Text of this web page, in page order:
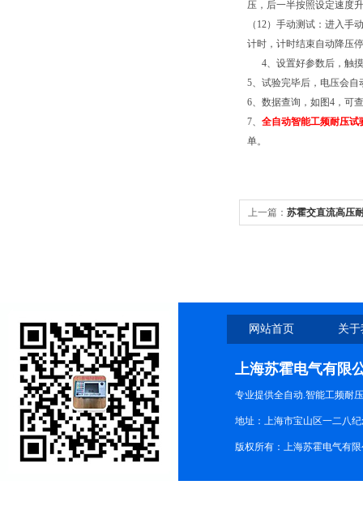
压，后一半按照设定速度
（12）手动测试：进入
计时，计时结束自动降压
4、设置好参数后，触摸
5、试验完毕后，电压会
6、数据查询，如图4，可
7、 全自动智能工频耐压试
单。
上一篇： 苏霍交直流高压
网站首页 关
上海苏霍电气有限
专业提供全自动.智能工频耐
地址：上海市宝山区一二八纪
版权所有：上海苏霍电气有